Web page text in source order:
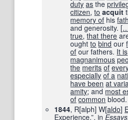
duty as the
citizen,to acquit
memory of his
and generosity. [
true,that there
oughtto bind our
of our fathers. It is
magnanimous
the merits of
especially of a
have been at
amity; and most
of common blood.
1844, R[alph] W[aldo]
Experience.”, in Essays